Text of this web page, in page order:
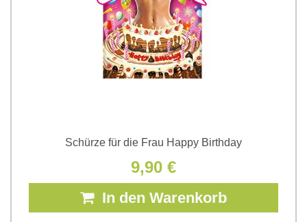
Schürze für die Frau Happy Birthday
9,90 €
In den Warenkorb